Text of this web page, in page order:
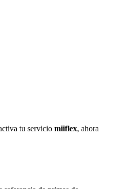
tu servicio miiflex, ahora